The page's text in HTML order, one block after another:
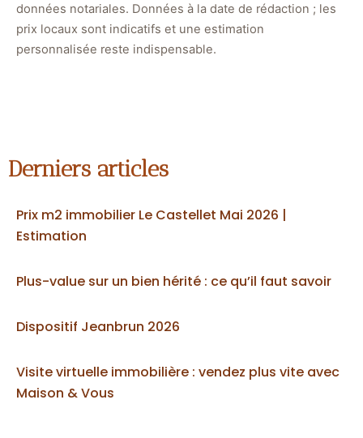
données notariales. Données à la date de rédaction ; les
prix locaux sont indicatifs et une estimation
personnalisée reste indispensable.
Derniers articles
Prix m2 immobilier Le Castellet Mai 2026 |
Estimation
Plus-value sur un bien hérité : ce qu’il faut savoir
Dispositif Jeanbrun 2026
Visite virtuelle immobilière : vendez plus vite avec
Maison & Vous